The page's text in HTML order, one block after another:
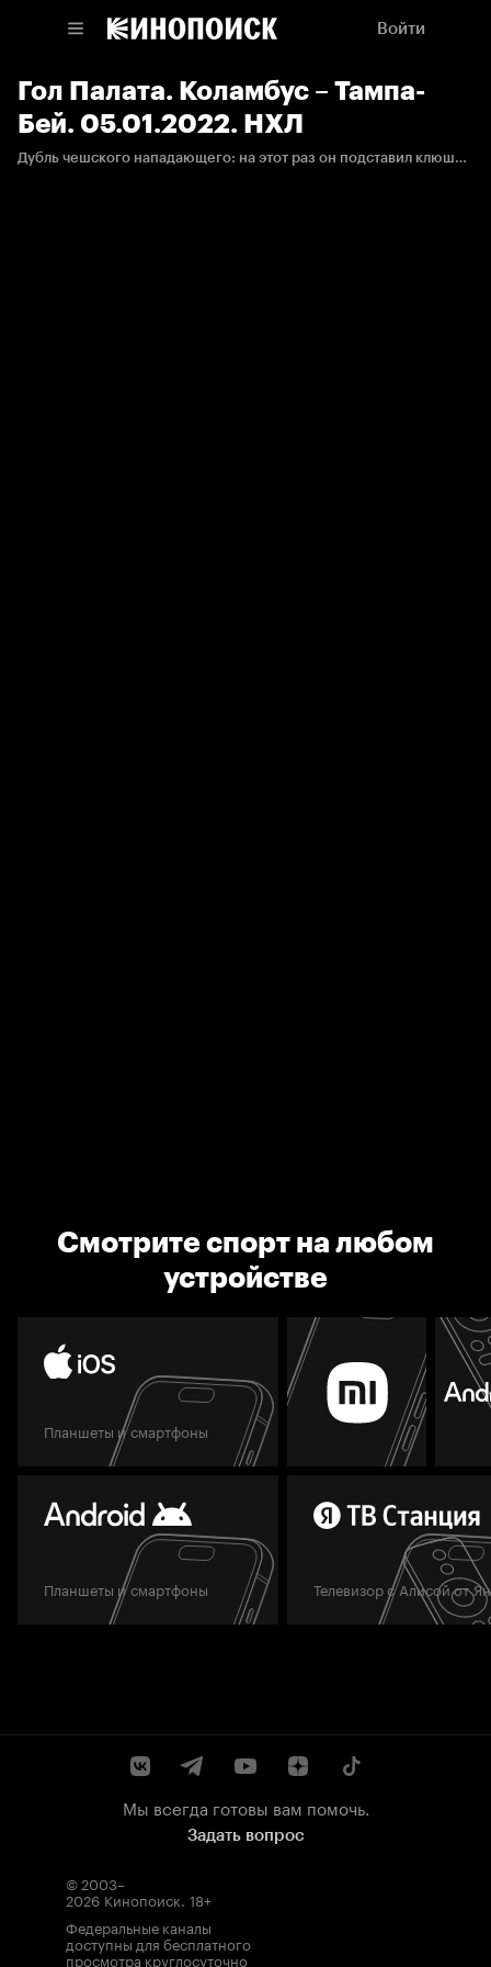
Войти
Гол Палата. Коламбус – Тампа-
Бей. 05.01.2022. НХЛ
Дубль чешского нападающего: на этот раз он подставил клюшку под бросок Макдоны.
Смотрите спорт на любом
устройстве
Планшеты и смартфоны
Планшеты и смартфоны Телевизор с Алисой от
Мы всегда готовы вам помочь.
Задать вопрос
© 2003–
2026 Кинопоиск. 18+
Федеральные каналы
доступны для бесплатного
просмотра круглосуточно